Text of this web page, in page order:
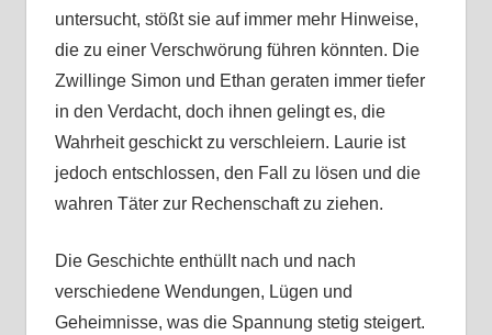
untersucht, stößt sie auf immer mehr Hinweise,
die zu einer Verschwörung führen könnten. Die
Zwillinge Simon und Ethan geraten immer tiefer
in den Verdacht, doch ihnen gelingt es, die
Wahrheit geschickt zu verschleiern. Laurie ist
jedoch entschlossen, den Fall zu lösen und die
wahren Täter zur Rechenschaft zu ziehen.
Die Geschichte enthüllt nach und nach
verschiedene Wendungen, Lügen und
Geheimnisse, was die Spannung stetig steigert.